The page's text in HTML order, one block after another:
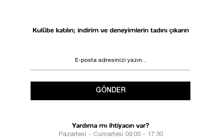
Kulübe katılın; indirim ve deneyimlerin tadını çıkarın
GÖNDER
Yardıma mı ihtiyacın var?
Pazartesi - Cumartesi 09:00 - 17:30